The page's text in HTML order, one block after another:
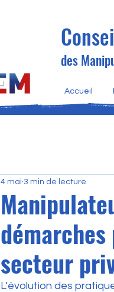
des
Accueil
secteur
4 mai 3 min de lecture
L’évolution des